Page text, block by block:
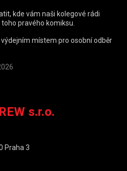
kde vám naši kolegové rádi
pravého komiksu.
místem pro osobní odběr
s.r.o.
Praha 3